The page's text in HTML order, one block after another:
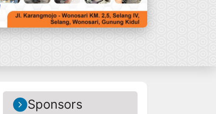
Sponsors